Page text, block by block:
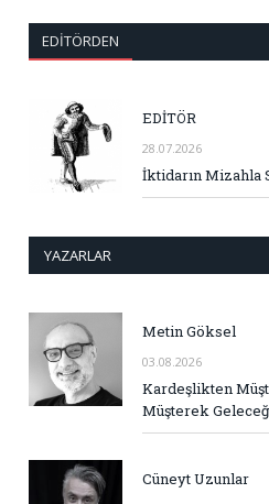
EDITÖRDEN
EDİTÖR
28.07.2026
İktidarın Mizahla
YAZARLAR
Metin Göksel
03.08.2026
Kardeşlikten
Müşterek
Cüneyt Uzunlar